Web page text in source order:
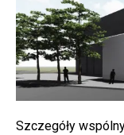
Szczegóły